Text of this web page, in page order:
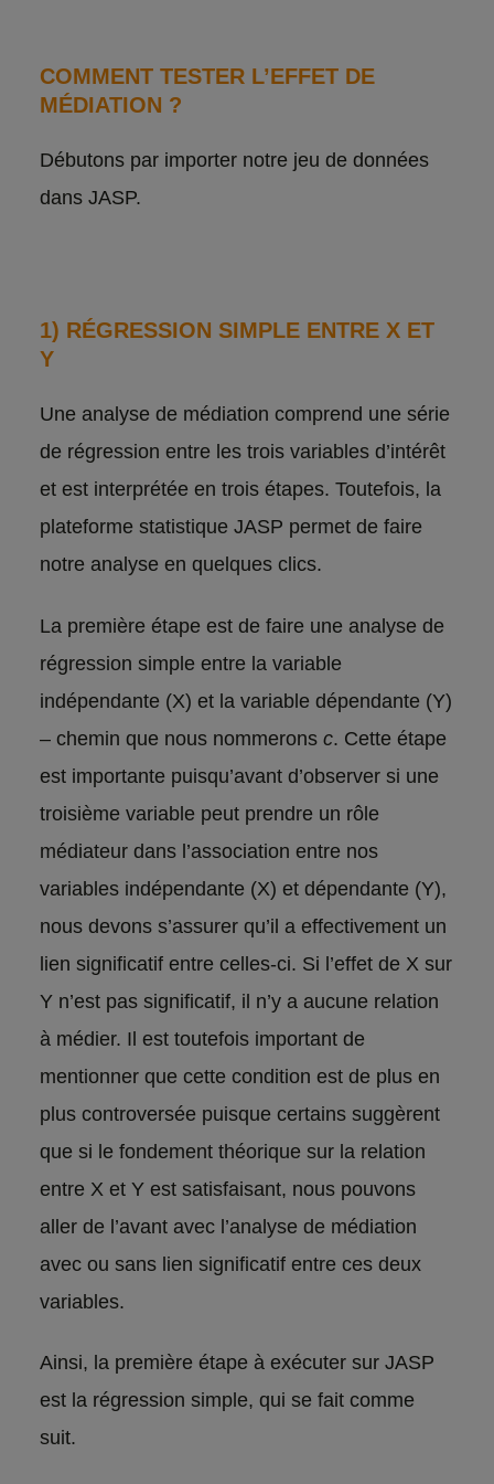
COMMENT TESTER L’EFFET DE
MÉDIATION ?
Débutons par importer notre jeu de données
dans JASP.
1) RÉGRESSION SIMPLE ENTRE X ET
Y
Une analyse de médiation comprend une série
de régression entre les trois variables d’intérêt
et est interprétée en trois étapes. Toutefois, la
plateforme statistique JASP permet de faire
notre analyse en quelques clics.
La première étape est de faire une analyse de
régression simple entre la variable
indépendante (X) et la variable dépendante (Y)
– chemin que nous nommerons c. Cette étape
est importante puisqu’avant d’observer si une
troisième variable peut prendre un rôle
médiateur dans l’association entre nos
variables indépendante (X) et dépendante (Y),
nous devons s’assurer qu’il a effectivement un
lien significatif entre celles-ci. Si l’effet de X sur
Y n’est pas significatif, il n’y a aucune relation
à médier. Il est toutefois important de
mentionner que cette condition est de plus en
plus controversée puisque certains suggèrent
que si le fondement théorique sur la relation
entre X et Y est satisfaisant, nous pouvons
aller de l’avant avec l’analyse de médiation
avec ou sans lien significatif entre ces deux
variables.
Ainsi, la première étape à exécuter sur JASP
est la régression simple, qui se fait comme
suit.